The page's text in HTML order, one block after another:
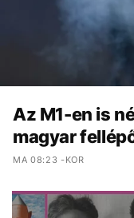
Az M1-en is
magyar
MA 08:23 -KOR